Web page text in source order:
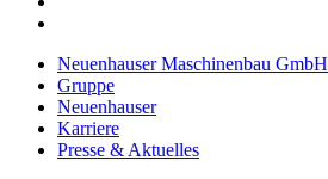
Neuenhauser Maschinenbau GmbH
Gruppe
Neuenhauser
Karriere
Presse & Aktuelles